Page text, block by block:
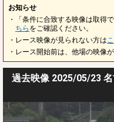
お知らせ
・「条件に合致する映像は取得
ちら をご確認ください。
・レース映像が見られない方は
・レース開始前は、他場の映像
過去映像 2025/05/23